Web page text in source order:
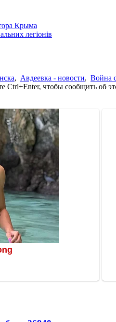
Крыма
легіонів
, Авдеевка - новости, Война
Ctrl+Enter, чтобы сообщить об